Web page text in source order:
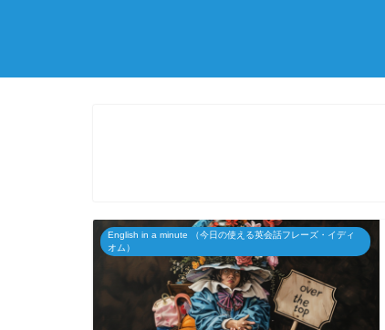
English in a minute （今日の使える英会話フレーズ・イディ
オム）